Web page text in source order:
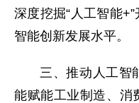
深度挖掘“人工智能
智能创新发展水平。
三、推动人工智
能赋能工业制造、消